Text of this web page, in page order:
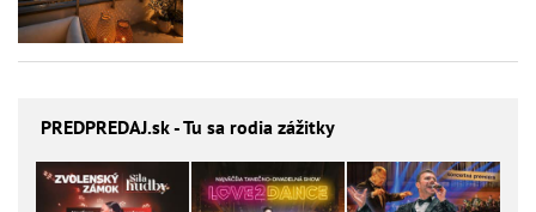
PREDPREDAJ.sk - Tu sa rodia zážitky